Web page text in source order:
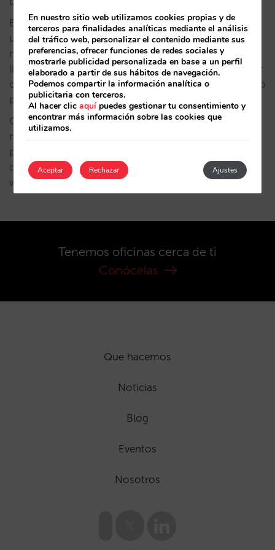
En cumplimiento de lo establecido en el RGPD, el
usuario podrá ejercer sus derechos de acceso,
rectificación, cancelación/supresión, oposición,
limitación o portabilidad. Para ello debe de contactar
con nosotros en C/ Fuencarral 6, 4º. 28004 Madrid o
protecciondatos@mirai.com
Con objeto de garantizar el cumplimiento de la
normativa sobre protección de datos de carácter
personal, MIRAI ESPAÑA SL ha recibido los servicios
de consultoría y asesoramiento por parte de
www.clickdatos.es
Tenemos oficinas cerca de ti
Conócelas
Que hacemos
Noticias
Blog
Eventos
Nosotros
En nuestro sitio web utilizamos cookies propias y de
terceros para finalidades analíticas mediante el análisis
del tráfico web, personalizar el contenido mediante sus
preferencias, ofrecer funciones de redes sociales y
mostrarle publicidad personalizada en base a un perfil
elaborado a partir de sus hábitos de navegación.
Podemos compartir la información analítica o
publicitaria con terceros.
Al hacer clicaquípuedes gestionar tu consentimiento y
encontrar más información sobre las cookies que
utilizamos.
Aceptar Ajustes
Rechazar